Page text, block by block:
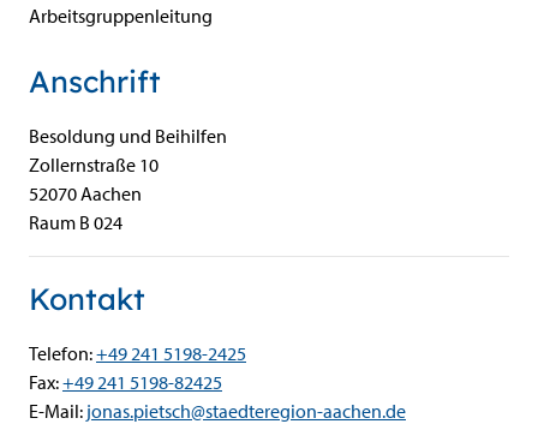
Arbeitsgruppenleitung
Anschrift
Besoldung und Beihilfen
Zollernstraße 10
52070Aachen
Raum B 024
Kontakt
Telefon:+49 241 5198-2425
Fax:+49 241 5198-82425
E-Mail: jonas.pietsch@staedteregion-aachen.de